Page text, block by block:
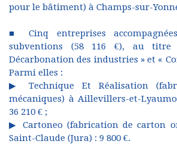
pour le bâtiment) à Champs-sur-
■ Cinq entreprises
subventions (58 116 €), au titre
Décarbonation des industries » et «
Parmi elles :
▶ Technique Et Réalisation
mécaniques) à Aillevillers-et-
36 210 € ;
▶ Cartoneo (fabrication de carton
Saint-Claude (Jura) : 9 800 €.